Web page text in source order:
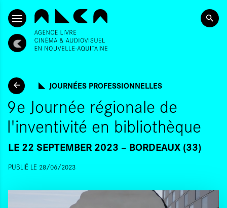
SKIP TO CONTENT
JOURNÉES PROFESSIONNELLES
9e Journée régionale de
l'inventivité en bibliothèque
LE 22 SEPTEMBER 2023 BORDEAUX (33)
PUBLIÉ LE 28/06/2023